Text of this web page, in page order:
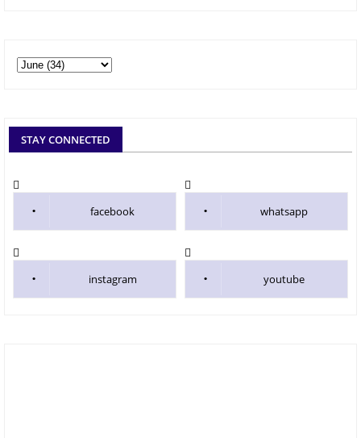
STAY CONNECTED
facebook whatsapp
instagram youtube